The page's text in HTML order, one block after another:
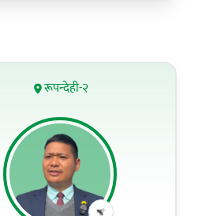
रूपन्देही-२